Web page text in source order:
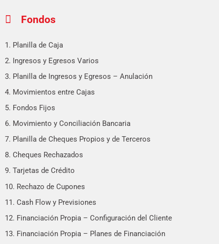
Fondos
1. Planilla de Caja
2. Ingresos y Egresos Varios
3. Planilla de Ingresos y Egresos – Anulación
4. Movimientos entre Cajas
5. Fondos Fijos
6. Movimiento y Conciliación Bancaria
7. Planilla de Cheques Propios y de Terceros
8. Cheques Rechazados
9. Tarjetas de Crédito
10. Rechazo de Cupones
11. Cash Flow y Previsiones
12. Financiación Propia – Configuración del Cliente
13. Financiación Propia – Planes de Financiación